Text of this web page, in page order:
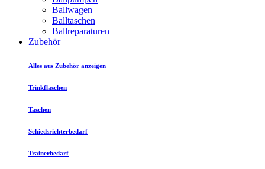
Ballwagen
Balltaschen
Ballreparaturen
Zubehör
Alles aus Zubehör anzeigen
Trinkflaschen
Taschen
Schiedsrichterbedarf
Trainerbedarf